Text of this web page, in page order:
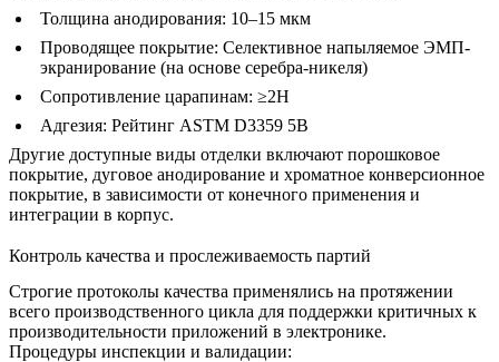
Толщина анодирования: 10–15 мкм
Проводящее покрытие: Селективное напыляемое ЭМП-
экранирование (на основе серебра-никеля)
Сопротивление царапинам: ≥2H
Адгезия: Рейтинг ASTM D3359 5B
Другие доступные виды отделки включают порошковое
покрытие, дуговое анодирование и хроматное конверсионное
покрытие, в зависимости от конечного применения и
интеграции в корпус.
Контроль качества и прослеживаемость партий
Строгие протоколы качества применялись на протяжении
всего производственного цикла для поддержки критичных к
производительности приложений в электронике.
Процедуры инспекции и валидации: